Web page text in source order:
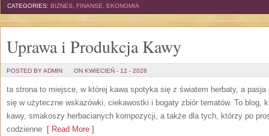
CATEGORIES: BIZNES, FINANSE, EKONOMIA
Uprawa i Produkcja Kawy
POSTED BY ADMIN ON KWIECIEŃ - 12 - 2026
ta strona to miejsce, w której kawa spotyka się z światem herbaty, a
się w użyteczne wskazówki, ciekawostki i bogaty zbiór tematów. To blog,
kawy, smakoszy herbacianych kompozycji, a także dla tych, którzy po
codzienne [ Read More ]